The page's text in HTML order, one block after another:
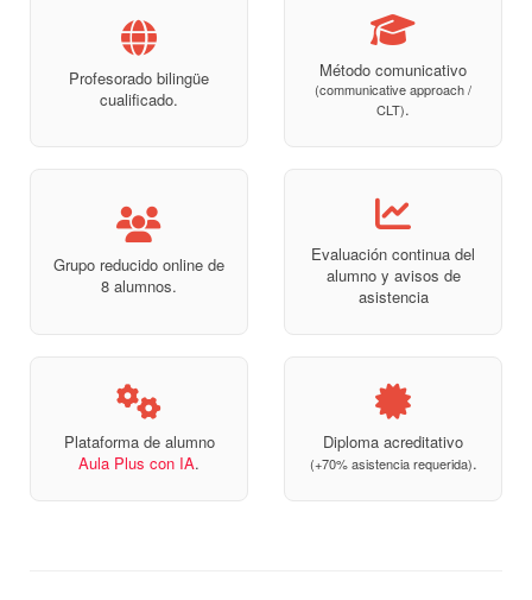
Profesorado bilingüe
cualificado.
Método comunicativo
(communicative approach /
CLT).
Grupo reducido online de
8 alumnos.
Evaluación continua del
alumno y avisos de
asistencia
Plataforma de alumno
Aula Plus con IA.
Diploma acreditativo
(+70% asistencia requerida).